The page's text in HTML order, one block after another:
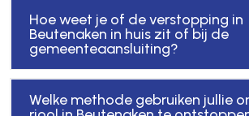
Hoe weet je of de verstopping in
Beutenaken in huis zit of bij de
gemeenteaansluiting?
Welke methode gebruiken jullie